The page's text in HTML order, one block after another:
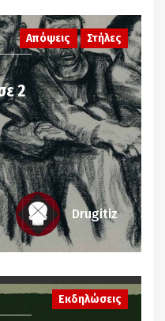
2
Απόψεις Στήλες
Drugitiz
Εκδηλώσεις